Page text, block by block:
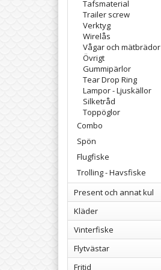
Tafsmaterial
Trailer screw
Verktyg
Wirelås
Vågar och mätbrädor
Övrigt
Gummipärlor
Tear Drop Ring
Lampor - Ljuskällor
Silketråd
Toppöglor
Combo
Spön
Flugfiske
Trolling - Havsfiske
Present och annat kul
Kläder
Vinterfiske
Flytvästar
Fritid